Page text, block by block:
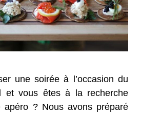
une soirée à l’occasion du
et vous êtes à la recherche
apéro ? Nous avons préparé